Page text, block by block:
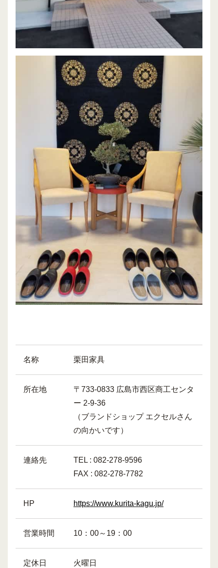
名称 栗田家具
所在地
〒733-0833 広島市西区商工センタ
ー 2-9-36
（ブランドショップ エクセルさん
の向かいです）
連絡先
TEL : 082-278-9596
FAX : 082-278-7782
HP https://www.kurita-kagu.jp/
営業時間 10：00～19：00
定休日 火曜日